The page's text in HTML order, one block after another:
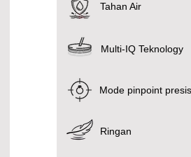
Tahan Air
Multi-IQ Teknology
Mode pinpoint
Ringan